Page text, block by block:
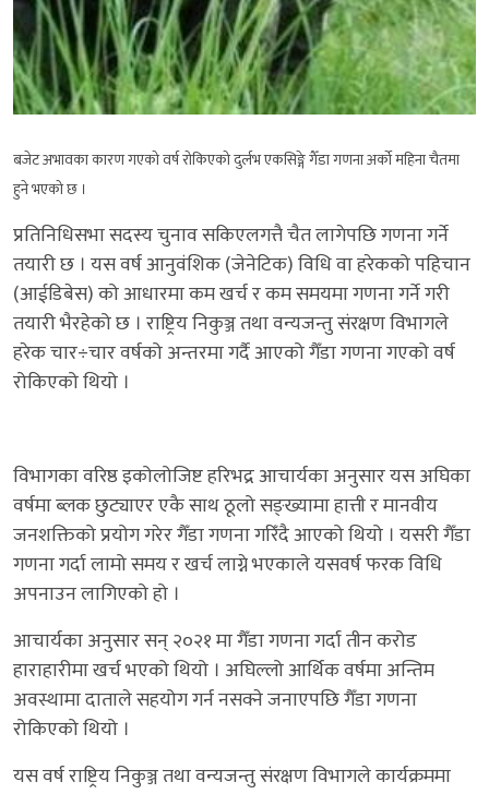
बजेट अभावका कारण गएको वर्ष रोकिएको दुर्लभ एकसिङ्गे गैँडा गणना अर्को महिना चैतमा
हुने भएको छ ।
प्रतिनिधिसभा सदस्य चुनाव सकिएलगत्तै चैत लागेपछि गणना गर्ने
तयारी छ । यस वर्ष आनुवंशिक (जेनेटिक) विधि वा हरेकको पहिचान
(आईडिबेस) को आधारमा कम खर्च र कम समयमा गणना गर्ने गरी
तयारी भैरहेको छ । राष्ट्रिय निकुञ्ज तथा वन्यजन्तु संरक्षण विभागले
हरेक चार÷चार वर्षको अन्तरमा गर्दै आएको गैँडा गणना गएको वर्ष
रोकिएको थियो ।
विभागका वरिष्ठ इकोलोजिष्ट हरिभद्र आचार्यका अनुसार यस अघिका
वर्षमा ब्लक छुट्याएर एकै साथ ठूलो सङ्ख्यामा हात्ती र मानवीय
जनशक्तिको प्रयोग गरेर गैँडा गणना गरिँदै आएको थियो । यसरी गैँडा
गणना गर्दा लामो समय र खर्च लाग्ने भएकाले यसवर्ष फरक विधि
अपनाउन लागिएको हो ।
आचार्यका अनुसार सन् २०२१ मा गैँडा गणना गर्दा तीन करोड
हाराहारीमा खर्च भएको थियो । अघिल्लो आर्थिक वर्षमा अन्तिम
अवस्थामा दाताले सहयोग गर्न नसक्ने जनाएपछि गैँडा गणना
रोकिएको थियो ।
यस वर्ष राष्ट्रिय निकुञ्ज तथा वन्यजन्तु संरक्षण विभागले कार्यक्रममा